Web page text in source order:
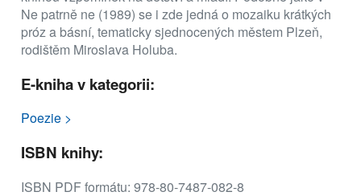
Ne patrně ne (1989) se i zde jedná o mozaiku krátkých
próz a básní, tematicky sjednocených městem Plzeň,
rodištěm Miroslava Holuba.
E-kniha v kategorii:
Poezie >
ISBN knihy:
ISBN PDF formátu: 978-80-7487-082-8